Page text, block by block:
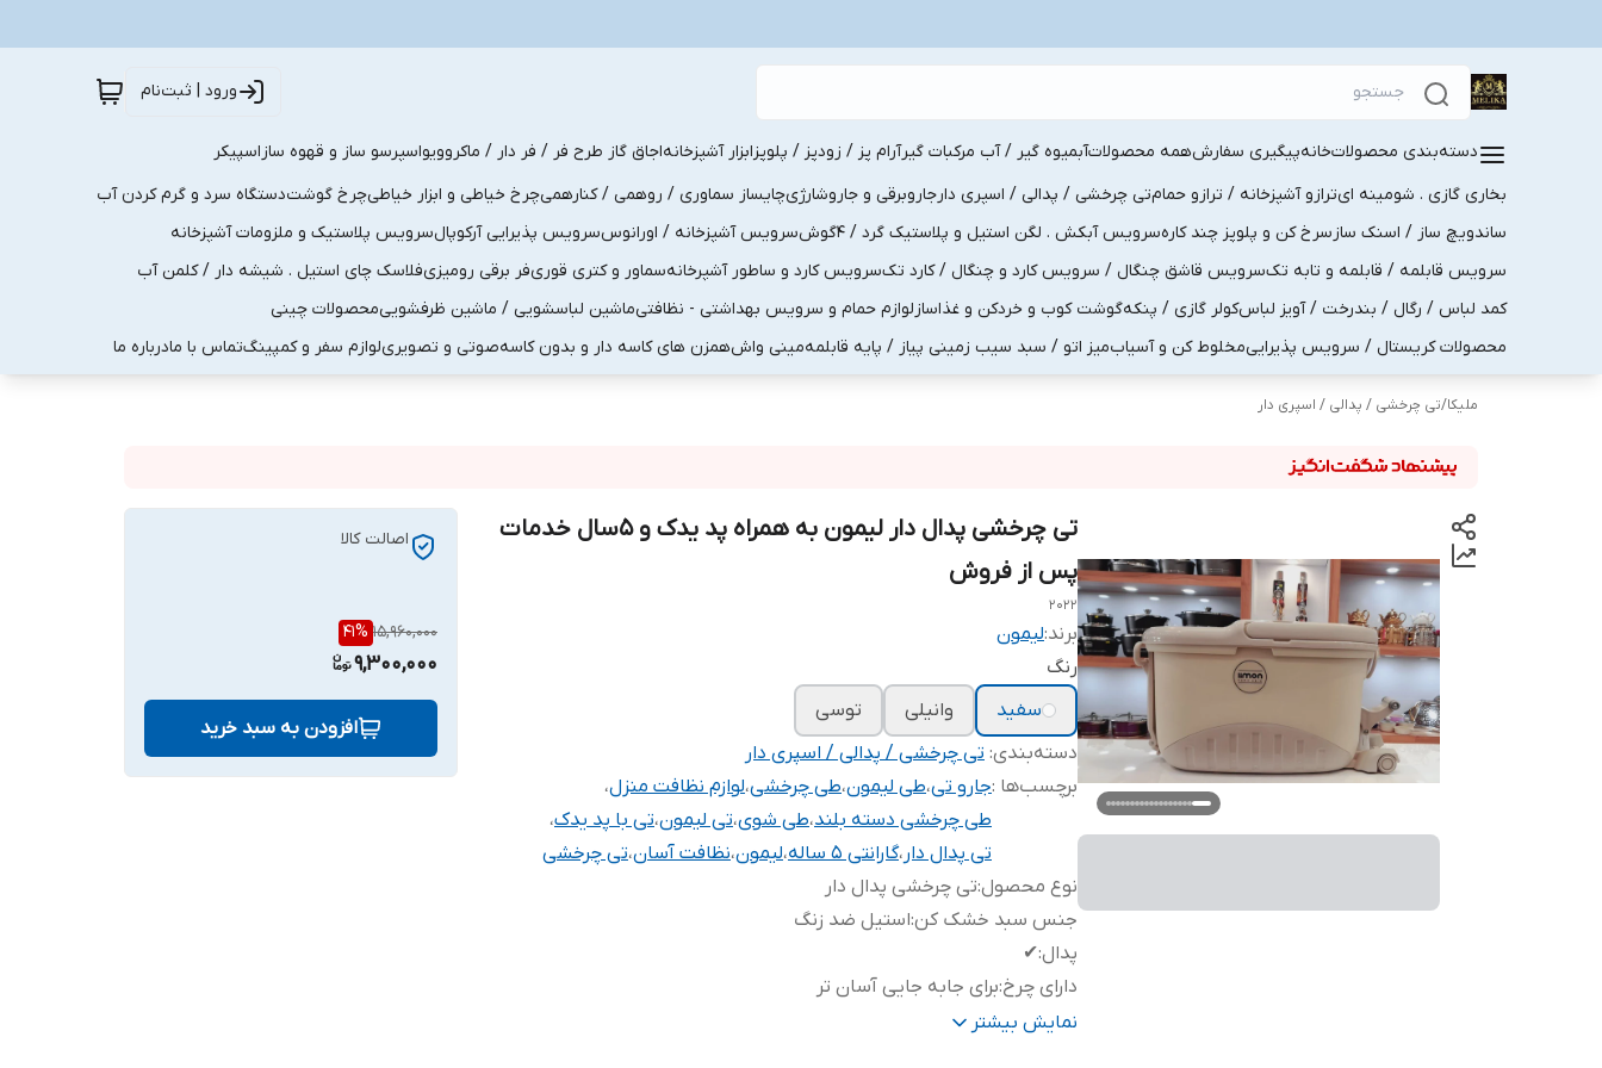
ورود | ثبت‌نام
دسته‌بندی محصولاتخانهپیگیری سفارشهمه محصولاتآبمیوه گیر / آب مرکبات گیرآرام پز / زودپز / پلوپزابزار آشپزخانهاجاق گاز طرح فر / فر دار / ماکروویواسپرسو ساز و قهوه سازاسپیکر
بخاری گازی . شومینه ایترازو آشپزخانه / ترازو حمامتی چرخشی / پدالی / اسپری دارجاروبرقی و جاروشارژیچایساز سماوری / روهمی / کنارهمیچرخ خیاطی و ابزار خیاطیچرخ گوشتدستگاه سرد و گرم کردن آب
ساندویچ ساز / اسنک سازسرخ کن و پلوپز چند کارهسرویس آبکش . لگن استیل و پلاستیک گرد / 4گوش سرویس آشپزخانه / اورانوسسرویس پذیرایی آرکوپالسرویس پلاستیک و ملزومات آشپزخانه
سرویس قابلمه / قابلمه و تابه تکسرویس قاشق چنگال / سرویس کارد و چنگال / کارد تکسرویس کارد و ساطور آشپرخانهسماور و کتری قوریفر برقی رومیزیفلاسک چای استیل . شیشه دار / کلمن آب
کمد لباس / رگال / بندرخت / آویز لباسکولر گازی / پنکهگوشت کوب و خردکن و غذاسازلوازم حمام و سرویس بهداشتی - نظافتیماشین لباسشویی / ماشین ظرفشوییمحصولات چینی
محصولات کریستال / سرویس پذیراییمخلوط کن و آسیابمیز اتو / سبد سیب زمینی پیاز / پایه قابلمهمینی واشهمزن های کاسه دار و بدون کاسهصوتی و تصویریلوازم سفر و کمپینگتماس با مادرباره ما
ملیکا/تی چرخشی / پدالی / اسپری دار
تی چرخشی پدال دار لیمون به همراه پد یدک و ۵سال خدمات
پس از فروش
2022
برند:لیمون
رنگ
سفید
وانیلی
توسی
دسته‌بندی: تی چرخشی / پدالی / اسپری دار
برچسب‌ها :جارو تی،طی لیمون،طی چرخشی،لوازم نظافت منزل،
طی چرخشی دسته بلند،طی شوی،تی لیمون،تی با پد یدک،
تی پدال دار ،گارانتی ۵ ساله ،لیمون،نظافت آسان،تی چرخشی
نوع محصول:تی چرخشی پدال دار
جنس سبد خشک کن:استیل ضد زنگ
پدال:
✔
دارای چرخ:برای جابه جایی آسان تر
امکانات و
خم شدن دسته ی تی برای تمیز کردن زیر میزها مبل ها و... بدون
نمایش بیشتر
اصالت کالا
15,960,000
41%
9,300,000
افزودن به سبد خرید